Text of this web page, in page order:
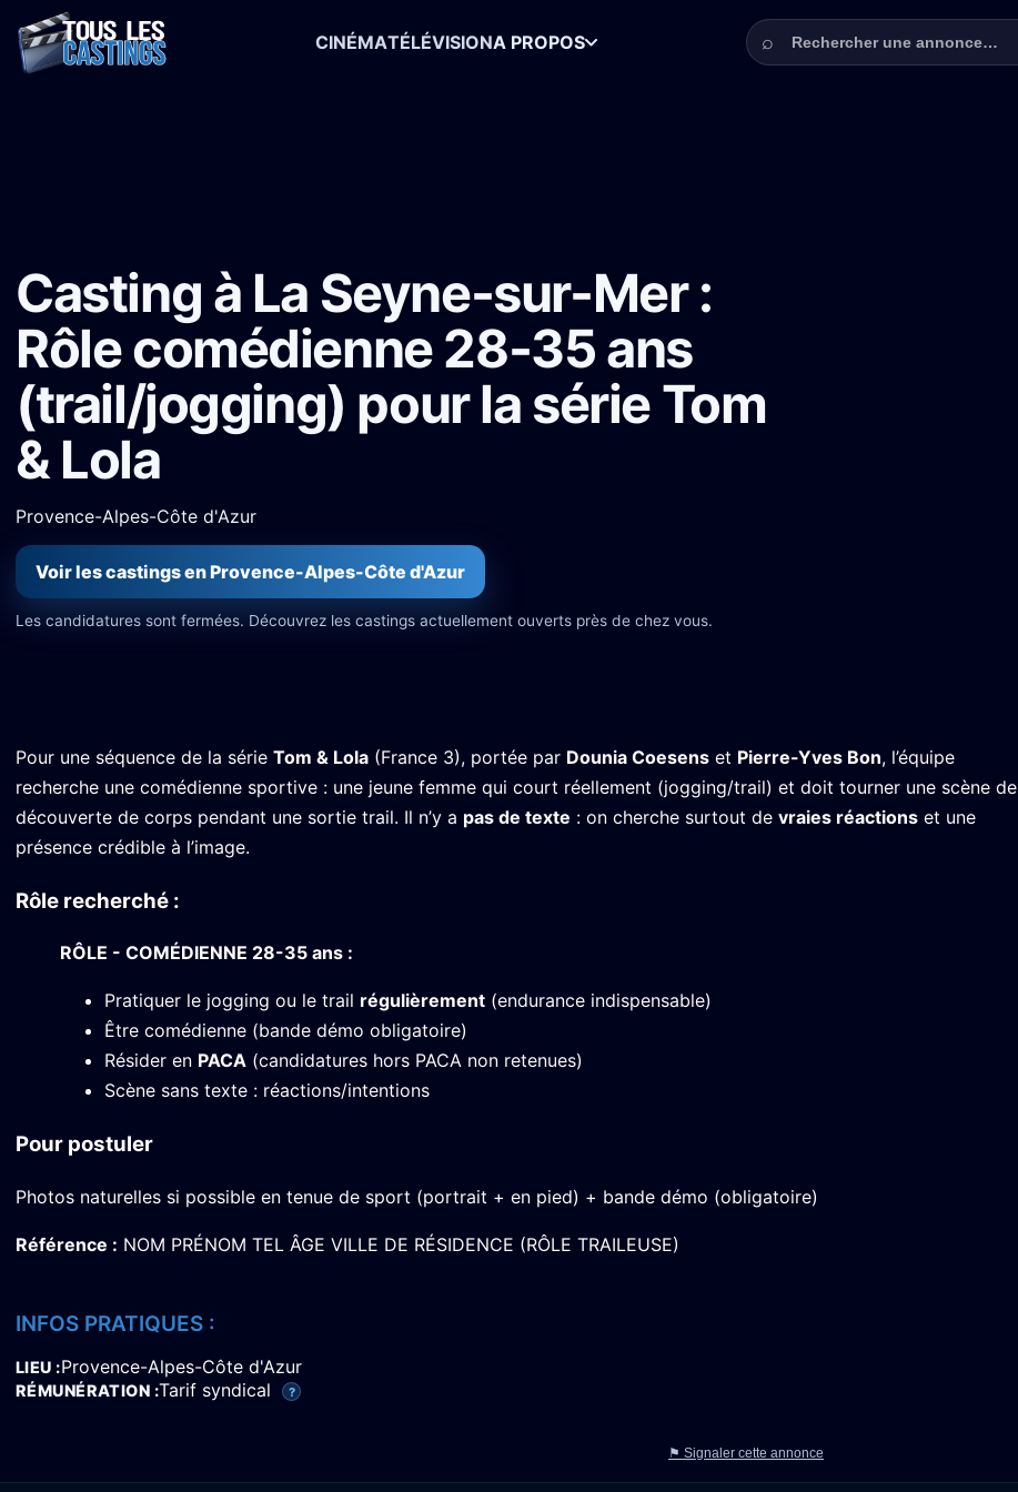
CINÉMATÉLÉVISIONA PROPOS Rechercher une annonce
⌕
Casting à La Seyne-sur-Mer :
Rôle comédienne 28-35 ans
(trail/jogging) pour la série Tom
& Lola
Provence-Alpes-Côte d'Azur
Voir les castings en Provence-Alpes-Côte d'Azur
Les candidatures sont fermées. Découvrez les castings actuellement ouverts près de chez vous.
Pour une séquence de la série Tom & Lola (France 3), portée par Dounia Coesens et Pierre-Yves Bon, l’équipe
recherche une comédienne sportive : une jeune femme qui court réellement (jogging/trail) et doit tourner une scène de
découverte de corps pendant une sortie trail. Il n’y a pas de texte : on cherche surtout de vraies réactions et une
présence crédible à l’image.
Rôle recherché :
RÔLE - COMÉDIENNE 28-35 ans :
Pratiquer le jogging ou le trail régulièrement (endurance indispensable)
Être comédienne (bande démo obligatoire)
Résider en PACA (candidatures hors PACA non retenues)
Scène sans texte : réactions/intentions
Pour postuler
Photos naturelles si possible en tenue de sport (portrait + en pied) + bande démo (obligatoire)
Référence : NOM PRÉNOM TEL ÂGE VILLE DE RÉSIDENCE (RÔLE TRAILEUSE)
INFOS PRATIQUES :
LIEU Provence-Alpes-Côte d'Azur
RÉMUNÉRATION Tarif syndical ?
⚑ Signaler cette annonce